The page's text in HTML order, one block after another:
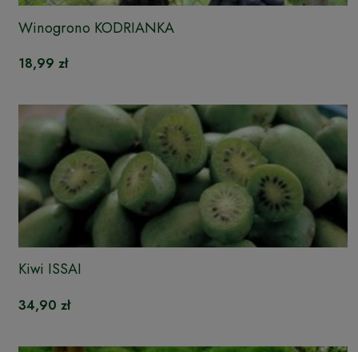
Winogrono KODRIANKA
18,99 zł
Kiwi ISSAI
34,90 zł